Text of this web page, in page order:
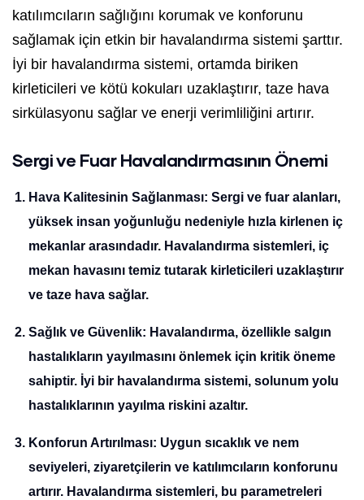
katılımcıların sağlığını korumak ve konforunu
sağlamak için etkin bir havalandırma sistemi şarttır.
İyi bir havalandırma sistemi, ortamda biriken
kirleticileri ve kötü kokuları uzaklaştırır, taze hava
sirkülasyonu sağlar ve enerji verimliliğini artırır.
Sergi ve Fuar Havalandırmasının Önemi
Hava Kalitesinin Sağlanması: Sergi ve fuar alanları,
yüksek insan yoğunluğu nedeniyle hızla kirlenen iç
mekanlar arasındadır. Havalandırma sistemleri, iç
mekan havasını temiz tutarak kirleticileri uzaklaştırır
ve taze hava sağlar.
Sağlık ve Güvenlik: Havalandırma, özellikle salgın
hastalıkların yayılmasını önlemek için kritik öneme
sahiptir. İyi bir havalandırma sistemi, solunum yolu
hastalıklarının yayılma riskini azaltır.
Konforun Artırılması: Uygun sıcaklık ve nem
seviyeleri, ziyaretçilerin ve katılımcıların konforunu
artırır. Havalandırma sistemleri, bu parametreleri